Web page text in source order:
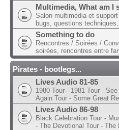
Multimedia, What am I
Salon multimédia et
bugs, questions
Something to do
Rencontres / Soirées /
soirées, rencontres entre
Pirates - bootlegs...
Lives Audio 81-85
1980 Tour - 1981 Tour -
Again Tour - Some Great
Lives Audio 86-98
Black Celebration Tour -
- The Devotional Tour -